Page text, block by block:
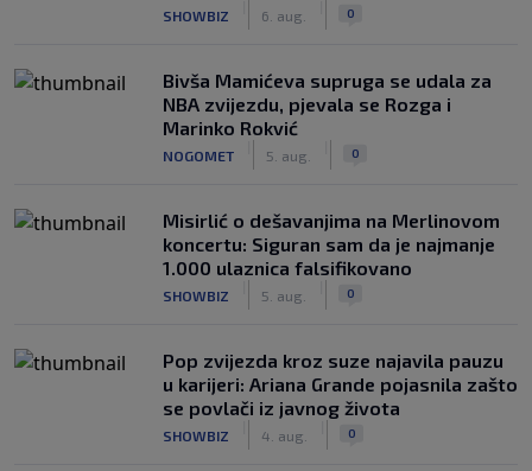
SHOWBIZ 6. aug. 0
Bivša Mamićeva supruga se udala za
NBA zvijezdu, pjevala se Rozga i
Marinko Rokvić
NOGOMET 5. aug. 0
Misirlić o dešavanjima na Merlinovom
koncertu: Siguran sam da je najmanje
1.000 ulaznica falsifikovano
SHOWBIZ 5. aug. 0
Pop zvijezda kroz suze najavila pauzu
u karijeri: Ariana Grande pojasnila zašto
se povlači iz javnog života
SHOWBIZ 4. aug. 0